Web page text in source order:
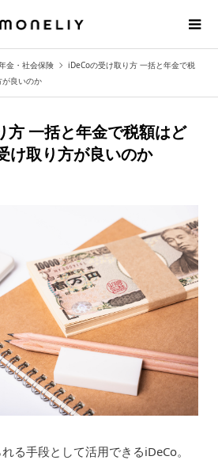
金・社会保険
iDeCoの受け取り方 一括と年金で税
良いのか
方 一括と年金で税額はど
け取り方が良いのか
る手段として活用できるiDeCo。